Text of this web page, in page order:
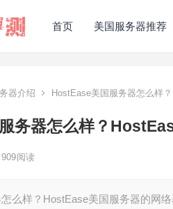
首页 美国服务器推荐
器介绍 HostEase美国服务器怎么样
务器怎么样？
909阅读
么样？HostEase美国服务器的网